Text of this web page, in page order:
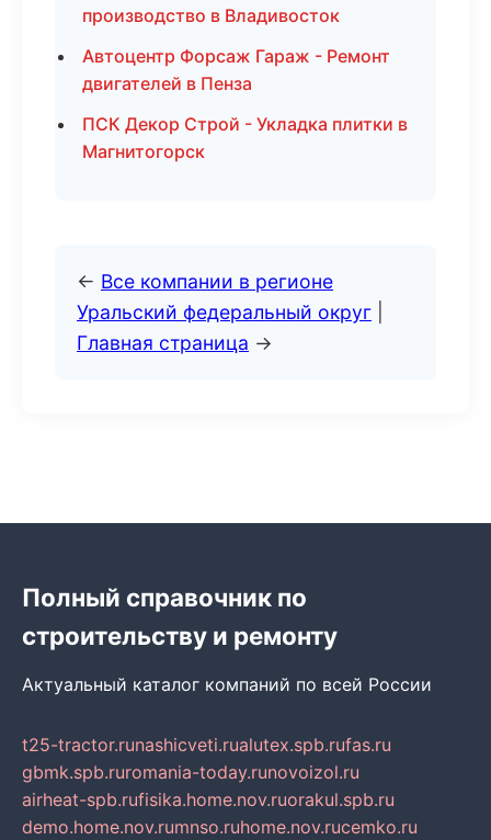
производство в Владивосток
Автоцентр Форсаж Гараж - Ремонт
двигателей в Пенза
ПСК Декор Строй - Укладка плитки в
Магнитогорск
← Все компании в регионе
Уральский федеральный округ
Главная страница →
Полный справочник по
строительству и ремонту
Актуальный каталог компаний по всей России
t25-tractor.runashicveti.rualutex.spb.rufas.ru
gbmk.spb.ruromania-today.runovoizol.ru
airheat-spb.rufisika.home.nov.ruorakul.spb.ru
demo.home.nov.rumnso.ruhome.nov.rucemko.ru